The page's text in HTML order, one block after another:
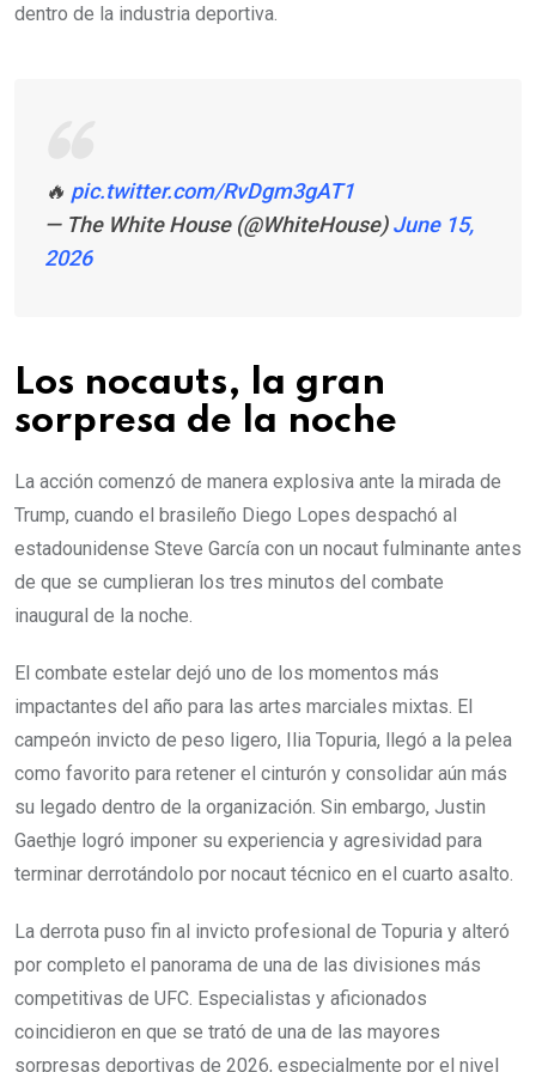
dentro de la industria deportiva.
🔥 pic.twitter.com/RvDgm3gAT1
— The White House (@WhiteHouse)June 15,
2026
Los nocauts, la gran
sorpresa de la noche
La acción comenzó de manera explosiva ante la mirada de
Trump, cuando el brasileño Diego Lopes despachó al
estadounidense Steve García con un nocaut fulminante antes
de que se cumplieran los tres minutos del combate
inaugural de la noche.
El combate estelar dejó uno de los momentos más
impactantes del año para las artes marciales mixtas. El
campeón invicto de peso ligero, Ilia Topuria, llegó a la pelea
como favorito para retener el cinturón y consolidar aún más
su legado dentro de la organización. Sin embargo, Justin
Gaethje logró imponer su experiencia y agresividad para
terminar derrotándolo por nocaut técnico en el cuarto asalto.
La derrota puso fin al invicto profesional de Topuria y alteró
por completo el panorama de una de las divisiones más
competitivas de UFC. Especialistas y aficionados
coincidieron en que se trató de una de las mayores
sorpresas deportivas de 2026, especialmente por el nivel